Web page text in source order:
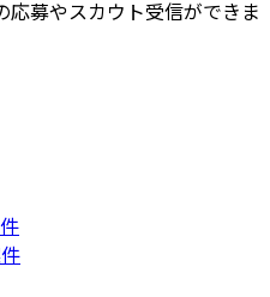
応募やスカウト受信ができま